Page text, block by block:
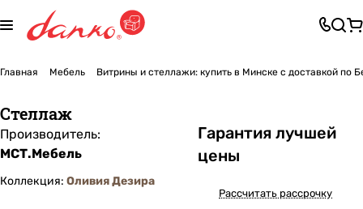
Главная Мебель Витрины и стеллажи: купить в Минске с доставкой по
Стеллаж
Производитель:
МСТ.Мебель
Коллекция: Оливия Дезира
Гарантия лучшей
цены
Рассчитать рассрочку